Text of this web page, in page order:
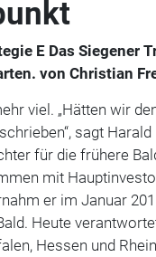
E Das Siegener
von Christian
viel. „Hätten wir
sagt
für die frühere
mit
er im Januar
Heute
Hessen und